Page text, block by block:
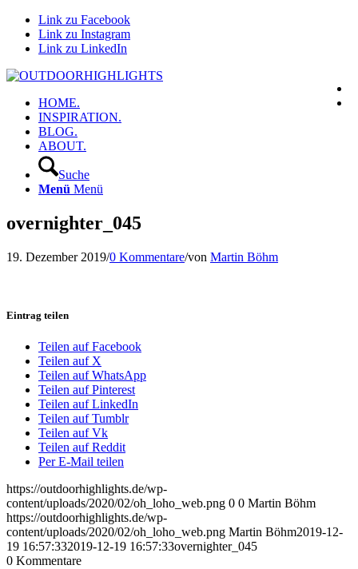
Link zu Facebook
Link zu Instagram
Link zu LinkedIn
HOME.
INSPIRATION.
BLOG.
ABOUT.
Suche
Menü Menü
overnighter_045
19. Dezember 2019/0 Kommentare/von Martin Böhm
Eintrag teilen
Teilen auf Facebook
Teilen auf X
Teilen auf WhatsApp
Teilen auf Pinterest
Teilen auf LinkedIn
Teilen auf Tumblr
Teilen auf Vk
Teilen auf Reddit
Per E-Mail teilen
https://outdoorhighlights.de/wp-
content/uploads/2020/02/oh_loho_web.png 0 0 Martin Böhm
https://outdoorhighlights.de/wp-
content/uploads/2020/02/oh_loho_web.png Martin Böhm2019-12-
19 16:57:332019-12-19 16:57:33overnighter_045
0 Kommentare